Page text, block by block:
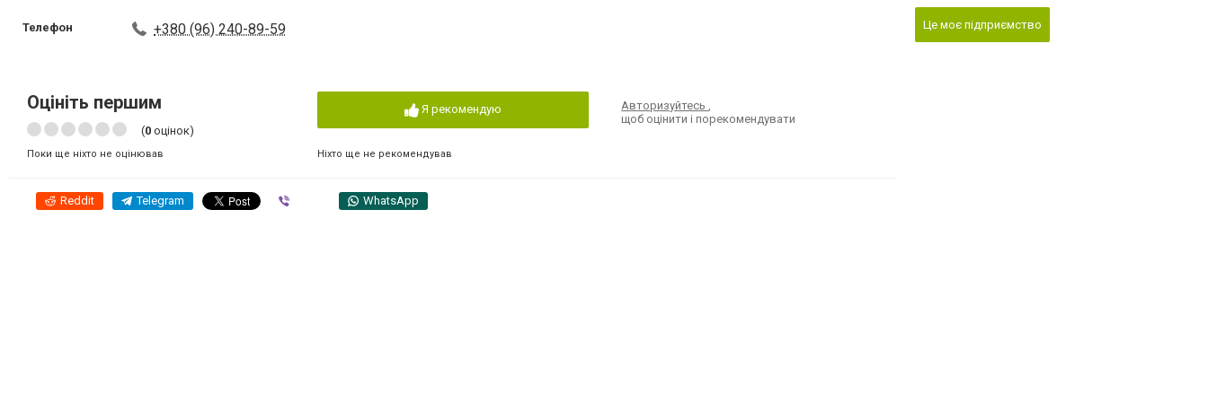
Телефон +380 (96) 240-89-59
Оцініть першим
(0 оцінок)
Поки ще ніхто не оцінював
Я рекомендую
Ніхто ще не рекомендував
Авторизуйтесь,
щоб оцінити і порекомендувати
Reddit Telegram WhatsApp
Це моє підприємство